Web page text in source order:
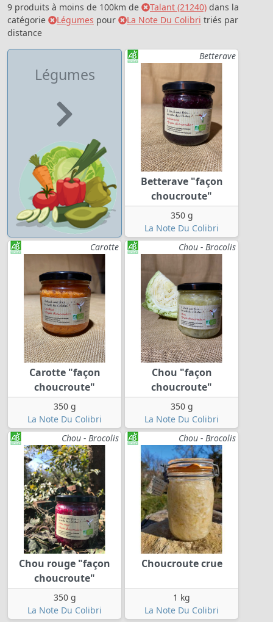
9 produits à moins de 100km de Talant (21240) dans la
catégorie
Légumes pour La Note Du Colibri triés par
distance
Légumes
Betterave
Betterave "façon
choucroute"
350 g
La Note Du Colibri
Carotte
Carotte "façon
choucroute"
350 g
La Note Du Colibri
Chou - Brocolis
Chou "façon
choucroute"
350 g
La Note Du Colibri
Chou - Brocolis
Chou rouge "façon
choucroute"
350 g
La Note Du Colibri
Chou - Brocolis
Choucroute crue
1 kg
La Note Du Colibri